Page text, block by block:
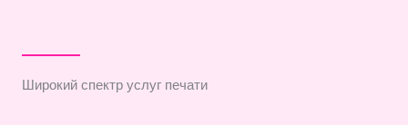
Широкий спектр услуг печати